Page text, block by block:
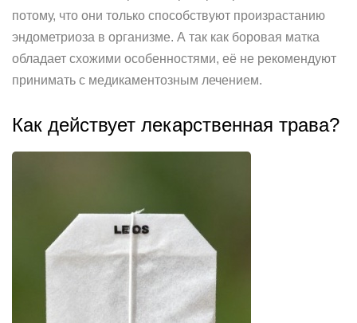
потому, что они только способствуют произрастанию
эндометриоза в организме. А так как боровая матка
обладает схожими особенностями, её не рекомендуют
принимать с медикаментозным лечением.
Как действует лекарственная трава?